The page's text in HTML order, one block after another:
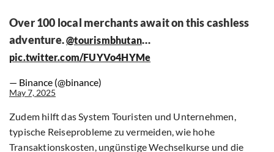
Over 100 local merchants await on this cashless
adventure.@tourismbhutan…
pic.twitter.com/FUYVo4HYMe
— Binance (@binance)
May 7, 2025
Zudem hilft das System Touristen und Unternehmen,
typische Reiseprobleme zu vermeiden, wie hohe
Transaktionskosten, ungünstige Wechselkurse und die